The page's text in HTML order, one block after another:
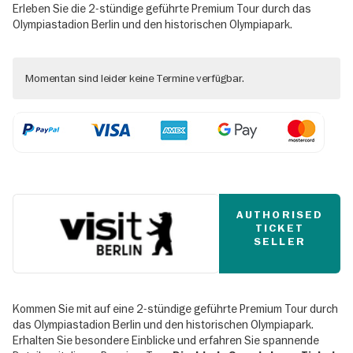
Erleben Sie die 2-stündige geführte Premium Tour durch das
Olympiastadion Berlin und den historischen Olympiapark.
Momentan sind leider keine Termine verfügbar.
AUTHORISED
TICKET
SELLER
Kommen Sie mit auf eine 2-stündige geführte Premium Tour durch
das Olympiastadion Berlin und den historischen Olympiapark.
Erhalten Sie besondere Einblicke und erfahren Sie spannende